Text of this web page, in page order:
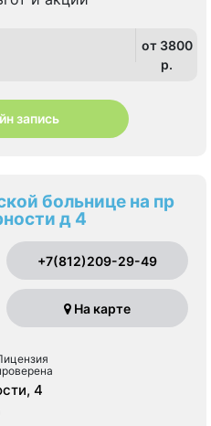
от 3800
p.
запись
больнице на пр
д 4
+7(812)209-29-49
На карте
4